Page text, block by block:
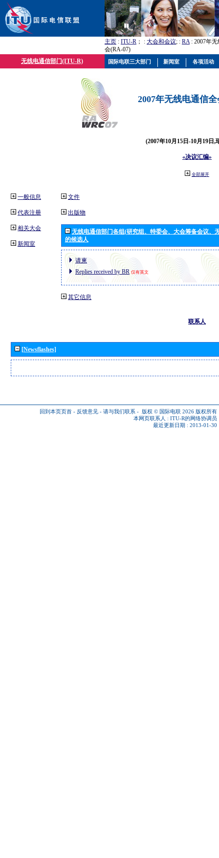
主页 : ITU-R ； : 大会和会议; : RA: 2007年
会(RA-07)
无线电通信部门(ITU-R)
2007年无线电通信
(2007年10月15日-10月19日,
«决议汇编»
全部展开
一般信息
代表注册
相关大会
新闻室
文件
出版物
无线电通信部门各组(研究组、特委会、大会筹备会议、
的候选人
请柬
Replies received by BR 仅有英文
其它信息
联系人
[Newsflashes]
回到本页页首 - 反馈意见 - 请与我们联系 - 版权 © 国际电联 2026 版权所有
本网页联系人 : ITU-R的网络协调员
最近更新日期 : 2013-01-30
国际电联三大部门 新闻室 各项活动